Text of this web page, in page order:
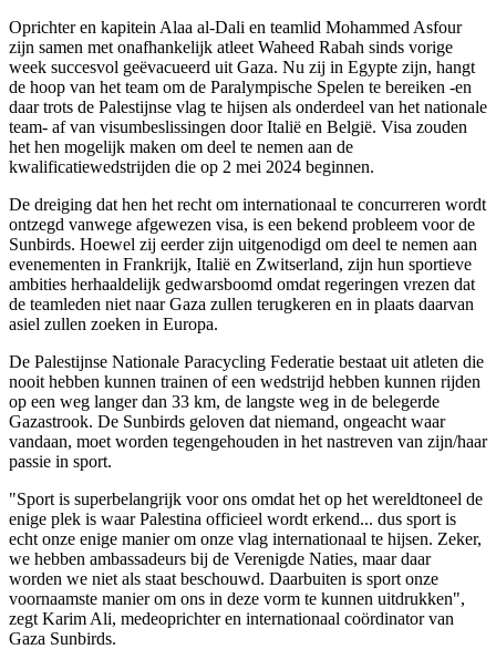
Oprichter en kapitein Alaa al-Dali en teamlid Mohammed Asfour
zijn samen met onafhankelijk atleet Waheed Rabah sinds vorige
week succesvol geëvacueerd uit Gaza. Nu zij in Egypte zijn, hangt
de hoop van het team om de Paralympische Spelen te bereiken -en
daar trots de Palestijnse vlag te hijsen als onderdeel van het nationale
team- af van visumbeslissingen door Italië en België. Visa zouden
het hen mogelijk maken om deel te nemen aan de
kwalificatiewedstrijden die op 2 mei 2024 beginnen.
De dreiging dat hen het recht om internationaal te concurreren wordt
ontzegd vanwege afgewezen visa, is een bekend probleem voor de
Sunbirds. Hoewel zij eerder zijn uitgenodigd om deel te nemen aan
evenementen in Frankrijk, Italië en Zwitserland, zijn hun sportieve
ambities herhaaldelijk gedwarsboomd omdat regeringen vrezen dat
de teamleden niet naar Gaza zullen terugkeren en in plaats daarvan
asiel zullen zoeken in Europa.
De Palestijnse Nationale Paracycling Federatie bestaat uit atleten die
nooit hebben kunnen trainen of een wedstrijd hebben kunnen rijden
op een weg langer dan 33 km, de langste weg in de belegerde
Gazastrook. De Sunbirds geloven dat niemand, ongeacht waar
vandaan, moet worden tegengehouden in het nastreven van zijn/haar
passie in sport.
"Sport is superbelangrijk voor ons omdat het op het wereldtoneel de
enige plek is waar Palestina officieel wordt erkend... dus sport is
echt onze enige manier om onze vlag internationaal te hijsen. Zeker,
we hebben ambassadeurs bij de Verenigde Naties, maar daar
worden we niet als staat beschouwd. Daarbuiten is sport onze
voornaamste manier om ons in deze vorm te kunnen uitdrukken",
zegt Karim Ali, medeoprichter en internationaal coördinator van
Gaza Sunbirds.